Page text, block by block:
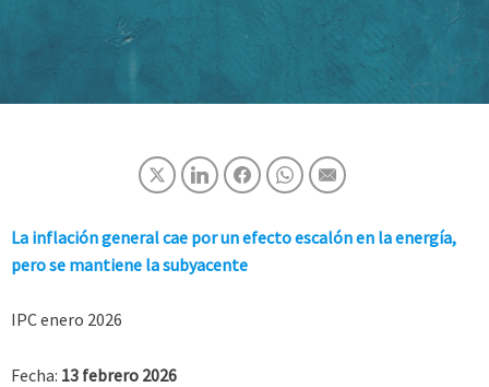
La inflación general cae por un efecto escalón en la energía,
pero se mantiene la subyacente
IPC enero 2026
Fecha: 13 febrero 2026